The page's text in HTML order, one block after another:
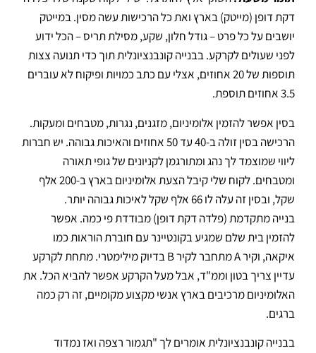
דקת דופן (מייטק) בארץ ואת כל הרכישות עשה מסין.במייטק
יושבים על כל פרט – גודל חלון, שקע, מסילת תריס – הכל ידוע
לפני שעולים לקרקע.בבנייה קונבנציונלית תוך כדי תנועה צצות
תוספות של 20 אחוזים, אצלי עם כתב כמויות ופיקוח לא עוברים
3.5 אחוזים תוספת
.
בסין אפשר להזמין אלומיניום, מזגנים, נגרות, מטבחים ומעקות.
הרכישה בסין זולה ב-40 עד 50 אחוזים והאיכות גבוהה
. יש חברות
ליווי שמוצמד לך נהג ומתורגמן לקניונים של גופי תאורה
ומטבחים.
לקוח שלי קיבל הצעת אלומיניום בארץ ב-200 אלף
שקל, ובסין זה עלה לו 66 אלף שקל לאיכות גבוהה יותר
.
בנייה מתקדמת (פלדה דקת דופן) מבודדת פי כמה. אפשר
להזמין בית שלם שמגיע בקונטיינר עם חוברת הוראות כמו
איקאה, וקיר A מתחבר לקיר B בדיוק מילימטרי
.מתחת לקרקע
עדיין צריך בטון וממ"ד, אבל מעל הקרקע אפשר להביא הכל. את
האלומיניום מרכיבים בארץ אנשי מקצוע מקומיים, זה רק כמה
ברגים.
בבנייה קונבנציונלית אומרים לך "תגמור רצפה ואז נמדוד